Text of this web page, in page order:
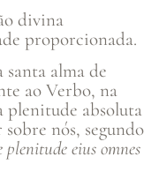
divina
proporcionada.
alma de
ao Verbo, na
plenitude absoluta
nós, segundo
plenitude eius omnes